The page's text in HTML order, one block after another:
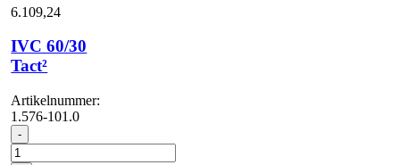
6.109,24
IVC 60/30
Tact²
Artikelnummer:
1.576-101.0
- IVC
60/30